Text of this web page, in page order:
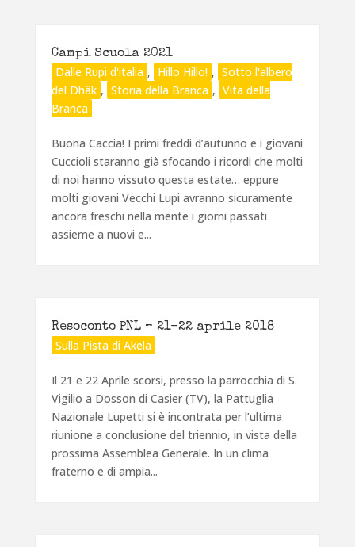
Campi Scuola 2021
Dalle Rupi d'italia , Hillo Hillo! , Sotto l'albero
del Dhâk , Storia della Branca , Vita della
Branca
Buona Caccia! I primi freddi d’autunno e i giovani
Cuccioli staranno già sfocando i ricordi che molti
di noi hanno vissuto questa estate… eppure
molti giovani Vecchi Lupi avranno sicuramente
ancora freschi nella mente i giorni passati
assieme a nuovi e...
Resoconto PNL – 21-22 aprile 2018
Sulla Pista di Akela
Il 21 e 22 Aprile scorsi, presso la parrocchia di S.
Vigilio a Dosson di Casier (TV), la Pattuglia
Nazionale Lupetti si è incontrata per l’ultima
riunione a conclusione del triennio, in vista della
prossima Assemblea Generale. In un clima
fraterno e di ampia...